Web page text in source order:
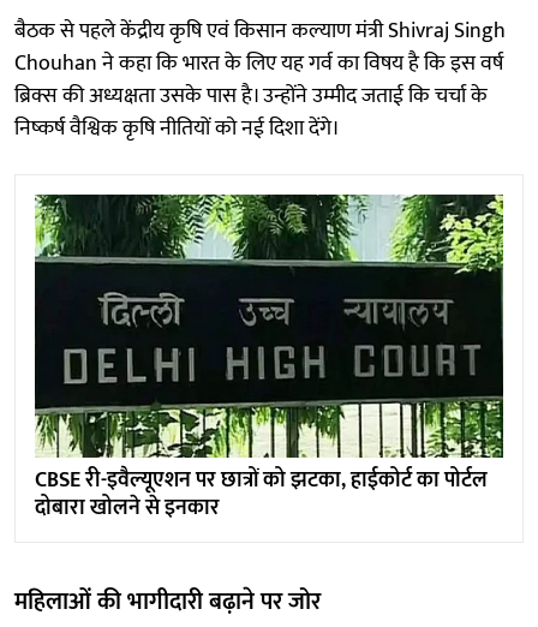
बैठक से पहले केंद्रीय कृषि एवं किसान कल्याण मंत्री Shivraj Singh
Chouhan ने कहा कि भारत के लिए यह गर्व का विषय है कि इस वर्ष
ब्रिक्स की अध्यक्षता उसके पास है। उन्होंने उम्मीद जताई कि चर्चा के
निष्कर्ष वैश्विक कृषि नीतियों को नई दिशा देंगे।
CBSE री-इवैल्यूएशन पर छात्रों को झटका, हाईकोर्ट का पोर्टल
दोबारा खोलने से इनकार
महिलाओं की भागीदारी बढ़ाने पर जोर